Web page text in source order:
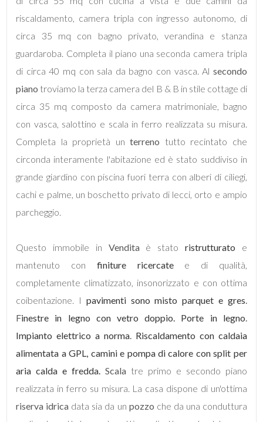
riscaldamento, camera tripla con ingresso autonomo, di
circa 35 mq con bagno privato, verandina e stanza
guardaroba. Completa il piano una seconda camera tripla
di circa 40 mq con sala da bagno con vasca. Al secondo
piano troviamo la terza camera del B & B in stile cottage di
circa 35 mq composto da camera matrimoniale, bagno
con vasca, salottino e scala in ferro realizzata su misura.
Completa la proprietà unterreno tutto recintato che
circonda interamente l'abitazione ed è stato suddiviso in
grande giardino con piscina fuori terra con alberi di ciliegi,
cachi e palme, un boschetto privato di lecci, orto e ampio
parcheggio.
Questo immobile in Venditaè statoristrutturato e
mantenuto con finiture ricercatee di qualità,
completamente climatizzato, insonorizzato e con ottima
coibentazione. I pavimenti sono misto parquet e gres.
Finestre in legno con vetro doppio. Porte in legno.
Impianto elettrico a norma. Riscaldamento con caldaia
alimentata a GPL, camini e pompa di calore con split per
aria calda e fredda. Scala tre primo e secondo piano
realizzata in ferro su misura. La casa dispone di un'ottima
riserva idrica data sia da un pozzo che da una conduttura
4
5
5+
Bagni
minimi
Qualsiasi
1
Camere
minime